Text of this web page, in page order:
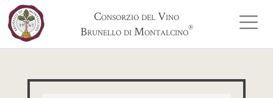
Consorzio del Vino
Brunello di Montalcino®